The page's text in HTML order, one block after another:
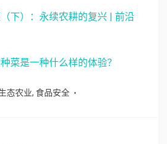
下）：永续农耕的复兴 | 前沿
菜是一种什么样的体验？
态农业, 食品安全